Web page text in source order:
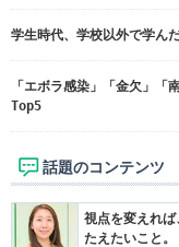
学生時代、学校以外で学ん
「エボラ感染」「金欠」「
Top5
話題のコンテンツ
視点を変えれ
たえたいこと。